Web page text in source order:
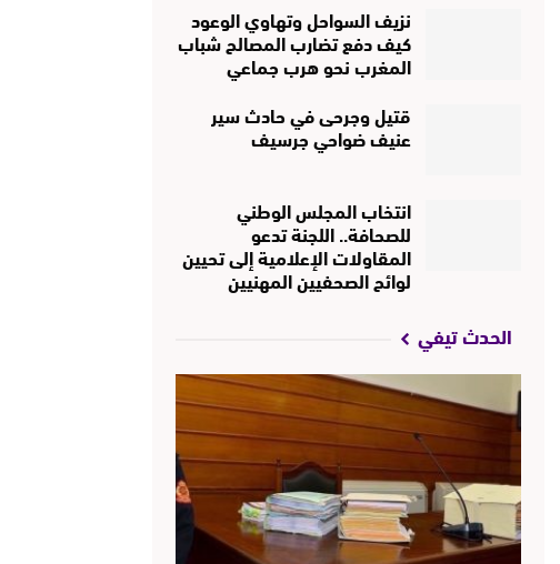
نزيف السواحل وتهاوي الوعود
كيف دفع تضارب المصالح شباب
المغرب نحو هرب جماعي
قتيل وجرحى في حادث سير
عنيف ضواحي جرسيف
انتخاب المجلس الوطني
للصحافة.. اللجنة تدعو
المقاولات الإعلامية إلى تحيين
لوائح الصحفيين المهنيين
الحدث تيفي